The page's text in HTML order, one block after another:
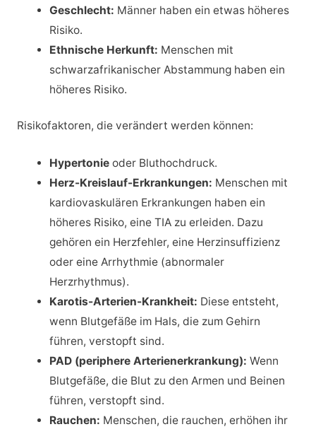
Geschlecht: Männer haben ein etwas höheres
Risiko.
Ethnische Herkunft: Menschen mit
schwarzafrikanischer Abstammung haben ein
höheres Risiko.
Risikofaktoren, die verändert werden können:
Hypertonie oder Bluthochdruck.
Herz-Kreislauf-Erkrankungen: Menschen mit
kardiovaskulären Erkrankungen haben ein
höheres Risiko, eine TIA zu erleiden. Dazu
gehören ein Herzfehler, eine Herzinsuffizienz
oder eine Arrhythmie (abnormaler
Herzrhythmus).
Karotis-Arterien-Krankheit: Diese entsteht,
wenn Blutgefäße im Hals, die zum Gehirn
führen, verstopft sind.
PAD (periphere Arterienerkrankung): Wenn
Blutgefäße, die Blut zu den Armen und Beinen
führen, verstopft sind.
Rauchen: Menschen, die rauchen, erhöhen ihr